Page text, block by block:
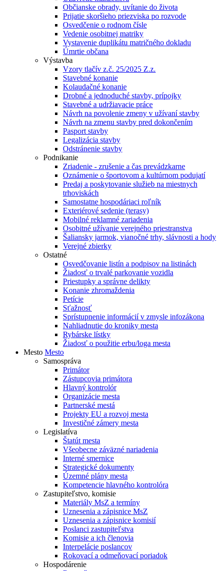
Občianske obrady, uvítanie do života
Prijatie skoršieho priezviska po rozvode
Osvedčenie o rodnom čísle
Vedenie osobitnej matriky
Vystavenie duplikátu matričného dokladu
Úmrtie občana
Výstavba
Vzory tlačív z.č. 25/2025 Z.z.
Stavebné konanie
Kolaudačné konanie
Drobné a jednoduché stavby, prípojky
Stavebné a udržiavacie práce
Návrh na povolenie zmeny v užívaní stavby
Návrh na zmenu stavby pred dokončením
Pasport stavby
Legalizácia stavby
Odstránenie stavby
Podnikanie
Zriadenie - zrušenie a čas prevádzkarne
Oznámenie o športovom a kultúrnom podujatí
Predaj a poskytovanie služieb na miestnych
trhoviskách
Samostatne hospodáriaci roľník
Exteriérové sedenie (terasy)
Mobilné reklamné zariadenia
Osobitné užívanie verejného priestranstva
Šaliansky jarmok, vianočné trhy, slávnosti a hody
Verejné zbierky
Ostatné
Osvedčovanie listín a podpisov na listinách
Žiadosť o trvalé parkovanie vozidla
Priestupky a správne delikty
Konanie zhromaždenia
Petície
Sťažnosť
Sprístupnenie informácií v zmysle infozákona
Nahliadnutie do kroniky mesta
Rybárske lístky
Žiadosť o použitie erbu/loga mesta
Mesto Mesto
Samospráva
Primátor
Zástupcovia primátora
Hlavný kontrolór
Organizácie mesta
Partnerské mestá
Projekty EU a rozvoj mesta
Investičné zámery mesta
Legislatíva
Štatút mesta
Všeobecne záväzné nariadenia
Interné smernice
Strategické dokumenty
Územné plány mesta
Kompetencie hlavného kontrolóra
Zastupiteľstvo, komisie
Materiály MsZ a termíny
Uznesenia a zápisnice MsZ
Uznesenia a zápisnice komisií
Poslanci zastupiteľstva
Komisie a ich členovia
Interpelácie poslancov
Rokovací a odmeňovací poriadok
Hospodárenie